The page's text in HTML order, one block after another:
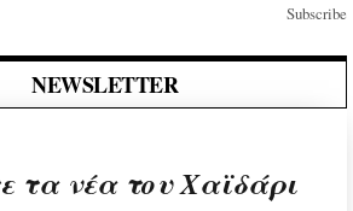
Subscribe
NEWSLETTER
τα νέα του Χαϊδάρι